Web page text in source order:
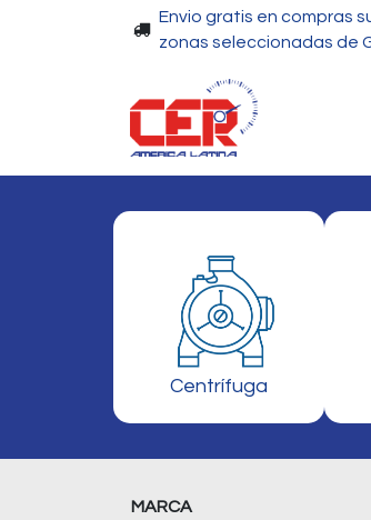
Envio gratis en compras
zonas seleccionadas de
Centrífuga
MARCA